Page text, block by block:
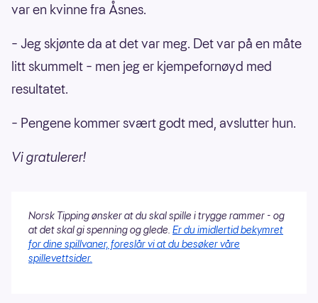
var en kvinne fra Åsnes.
– Jeg skjønte da at det var meg. Det var på en måte
litt skummelt – men jeg er kjempefornøyd med
resultatet.
– Pengene kommer svært godt med, avslutter hun.
Vi gratulerer!
Norsk Tipping ønsker at du skal spille i trygge rammer - og
at det skal gi spenning og glede. Er du imidlertid bekymret
for dine spillvaner, foreslår vi at du besøker våre
spillevettsider.